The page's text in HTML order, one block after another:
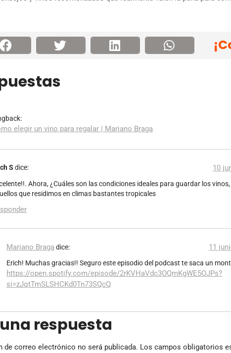
elegir un vino para regalar | Mariano Braga
S dice: 10
Ahora, ¿Cuáles son las condiciones ideales para guardar los
que residimos en climas bastantes tropicales
Mariano Braga dice: 11
Erich! Muchas gracias!! Seguro este episodio del podcast te saca un
https://open.spotify.com/episode/2rKVHaVdc3OQmKgWE5OJPs?
si=zJqtTmSLSHCKd0Tn73SQcQ
respuesta
de correo electrónico no será publicada. Los campos obligatorios